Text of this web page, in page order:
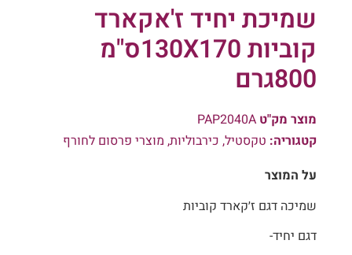
שמיכת יחיד ז'אקארד
קוביות 130X170ס"מ
800גרם
מוצר מק"טPAP2040A
קטגוריה:טקסטיל,כירבוליות,מוצרי פרסום לחורף
על המוצר
שמיכה דגם ז׳קארד קוביות
דגם יחיד-